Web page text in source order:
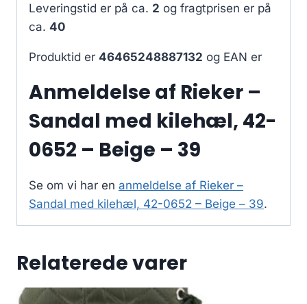
Leveringstid er på ca. 2 og fragtprisen er på
ca. 40
Produktid er 46465248887132 og EAN er
Anmeldelse af Rieker –
Sandal med kilehæl, 42-
0652 – Beige – 39
Se om vi har en anmeldelse af Rieker –
Sandal med kilehæl, 42-0652 – Beige – 39.
Relaterede varer